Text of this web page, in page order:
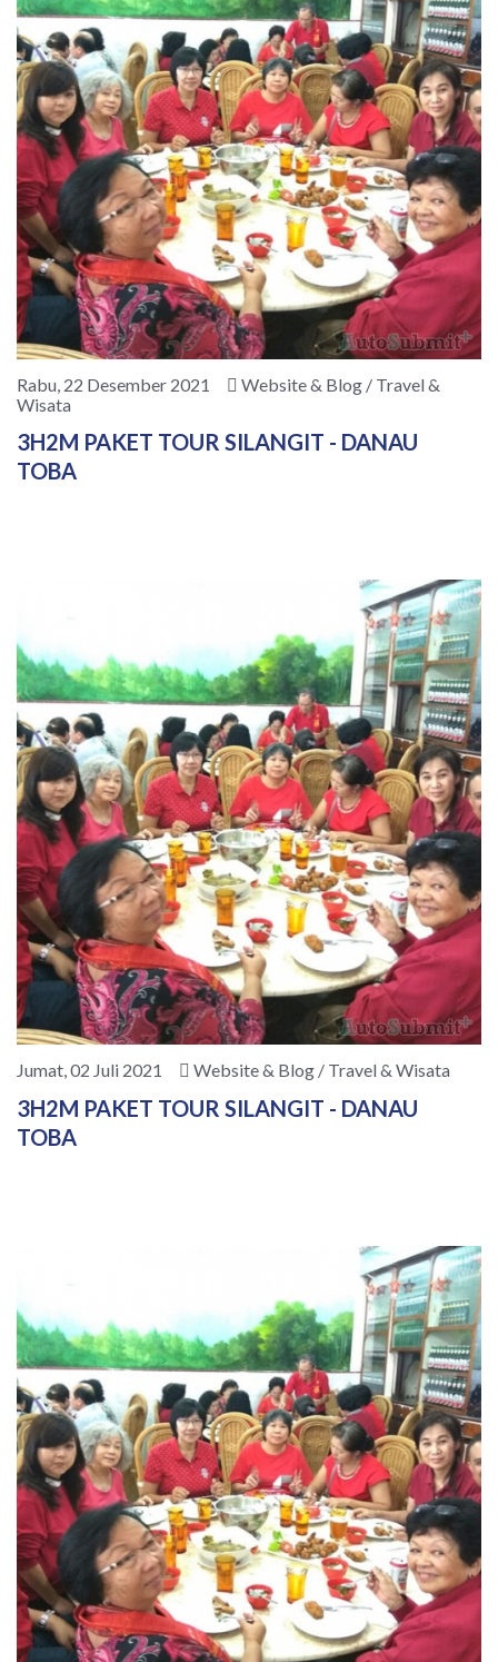
Rabu, 22 Desember 2021
Website & Blog / Travel &
Wisata
3H2M PAKET TOUR SILANGIT - DANAU
TOBA
Jumat, 02 Juli 2021 Website & Blog / Travel & Wisata
3H2M PAKET TOUR SILANGIT - DANAU
TOBA